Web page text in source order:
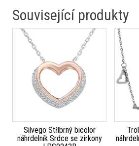
Související produkty
Silvego Stříbrný bicolor
náhrdelník Srdce se zirkony